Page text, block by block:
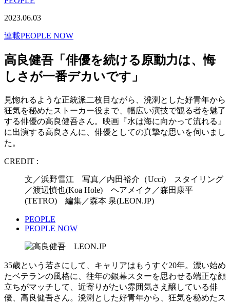
2023.06.03
連載PEOPLE NOW
高良健吾「俳優を続ける原動力は、悔
しさが一番デカいです」
見惚れるような正統派二枚目ながら、溌溂とした好青年から
狂気を秘めたストーカー役まで、幅広い演技で観る者を魅了
する俳優の高良健吾さん。映画『水は海に向かって流れる』
に出演する高良さんに、俳優としての真摯な思いを伺いまし
た。
CREDIT :
文／浜野雪江 写真／内田裕介（Ucci) スタイリング
／渡辺慎也(Koa Hole) ヘアメイク／森田康平
(TETRO) 編集／森本 泉(LEON.JP)
PEOPLE
PEOPLE NOW
35歳という若さにして、キャリアはもうすぐ20年。漂い始め
たベテランの風格に、往年の銀幕スターを思わせる端正な顔
立ちがマッチして、近寄りがたい雰囲気さえ醸している俳
優、高良健吾さん。溌溂とした好青年から、狂気を秘めたス